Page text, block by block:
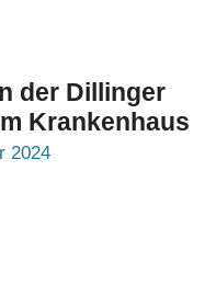
der Dillinger
Krankenhaus
2024